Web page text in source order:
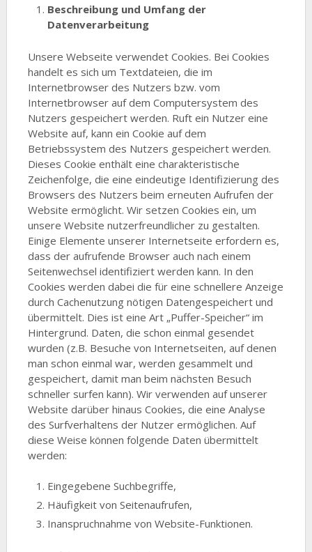
Beschreibung und Umfang der
Datenverarbeitung
Unsere Webseite verwendet Cookies. Bei Cookies
handelt es sich um Textdateien, die im
Internetbrowser des Nutzers bzw. vom
Internetbrowser auf dem Computersystem des
Nutzers gespeichert werden. Ruft ein Nutzer eine
Website auf, kann ein Cookie auf dem
Betriebssystem des Nutzers gespeichert werden.
Dieses Cookie enthält eine charakteristische
Zeichenfolge, die eine eindeutige Identifizierung des
Browsers des Nutzers beim erneuten Aufrufen der
Website ermöglicht. Wir setzen Cookies ein, um
unsere Website nutzerfreundlicher zu gestalten.
Einige Elemente unserer Internetseite erfordern es,
dass der aufrufende Browser auch nach einem
Seitenwechsel identifiziert werden kann. In den
Cookies werden dabei die für eine schnellere Anzeige
durch Cachenutzung nötigen Datengespeichert und
übermittelt. Dies ist eine Art „Puffer-Speicher“ im
Hintergrund. Daten, die schon einmal gesendet
wurden (z.B. Besuche von Internetseiten, auf denen
man schon einmal war, werden gesammelt und
gespeichert, damit man beim nächsten Besuch
schneller surfen kann). Wir verwenden auf unserer
Website darüber hinaus Cookies, die eine Analyse
des Surfverhaltens der Nutzer ermöglichen. Auf
diese Weise können folgende Daten übermittelt
werden:
Eingegebene Suchbegriffe,
Häufigkeit von Seitenaufrufen,
Inanspruchnahme von Website-Funktionen.